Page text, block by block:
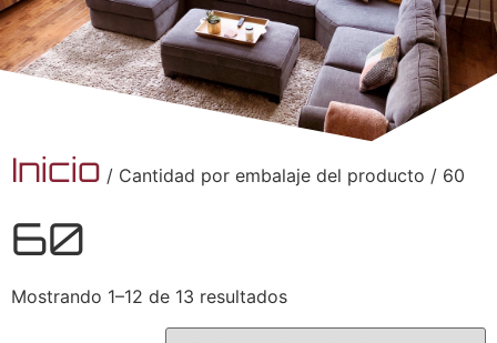
Inicio / Cantidad por embalaje del producto / 60
60
Mostrando 1–12 de 13 resultados